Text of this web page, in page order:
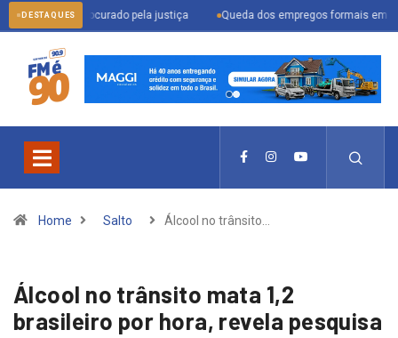
DESTAQUES
procurado pela justiça Queda dos empregos formais em Itu reflete
Home Salto Álcool no trânsito…
Álcool no trânsito mata 1,2
brasileiro por hora, revela pesquisa